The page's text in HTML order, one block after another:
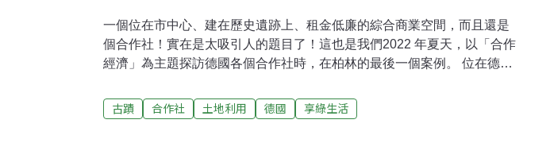
一個位在市中心、建在歷史遺跡上、租金低廉的綜合商業空間，而且還是
個合作社！實在是太吸引人的題目了！這也是我們2022 年夏天，以「合作
經濟」為主題探訪德國各個合作社時，在柏林的最後一個案例。 位在德國
Königstadtbrauerei eG，以下簡稱「合作社」）不賣啤酒，「啤酒廠」是
指現址的一段重要歷史。國王城（Königsstadt）在哪裡？距離柏林電視
古蹟 合作社 土地利用 德國 享綠生活